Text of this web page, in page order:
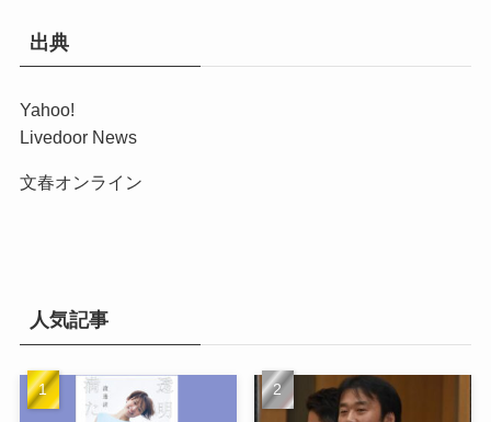
出典
Yahoo!
Livedoor News
文春オンライン
人気記事